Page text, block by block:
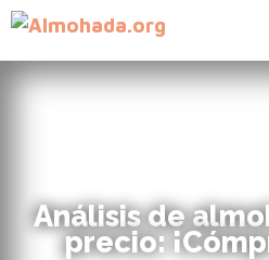
Análisis de
precio: